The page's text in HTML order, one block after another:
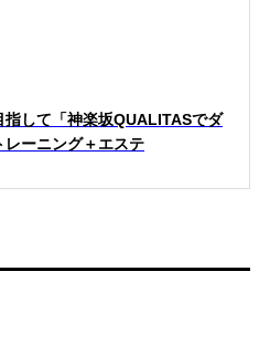
して「神楽坂QUALITASでダ
レーニング＋エステ